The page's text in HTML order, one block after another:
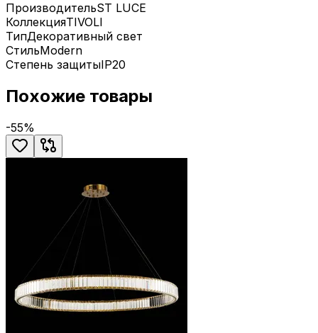
ПроизводительST LUCE
КоллекцияTIVOLI
ТипДекоративный свет
СтильModern
Степень защитыIP20
Похожие товары
-55%